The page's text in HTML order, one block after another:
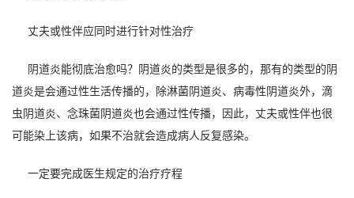
丈夫或性伴应同时进行针对性治疗
阴道炎能彻底治愈吗？阴道炎的类型是很多的，那有的类型的阴
道炎是会通过性生活传播的，除淋菌阴道炎、病毒性阴道炎外，滴
虫阴道炎、念珠菌阴道炎也会通过性传播，因此，丈夫或性伴也很
可能染上该病，如果不治就会造成病人反复感染。
一定要完成医生规定的治疗疗程